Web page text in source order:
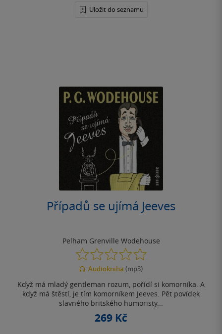
Uložit do seznamu
Případů se ujímá Jeeves
Pelham Grenville Wodehouse
0.0
z
5
Audiokniha (mp3)
Když má mladý gentleman rozum, pořídí si komorníka. A
když má štěstí, je tím komorníkem Jeeves. Pět povídek
slavného britského humoristy...
269 Kč